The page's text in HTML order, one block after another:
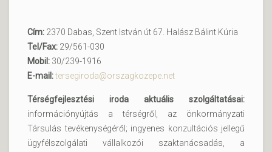
Cím: 2370 Dabas, Szent István út 67. Halász Bálint Kúria
Tel/Fax: 29/561-030
Mobil: 30/239-1916
E-mail:tersegiroda@orszagkozepe.net
Térségfejlesztési iroda aktuális szolgáltatásai:
információnyújtás a térségről, az önkormányzati
Társulás tevékenységéről; ingyenes konzultációs jellegű
ügyfélszolgálati vállalkozói szaktanácsadás, a